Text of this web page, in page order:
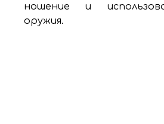
ношение и
оружия.